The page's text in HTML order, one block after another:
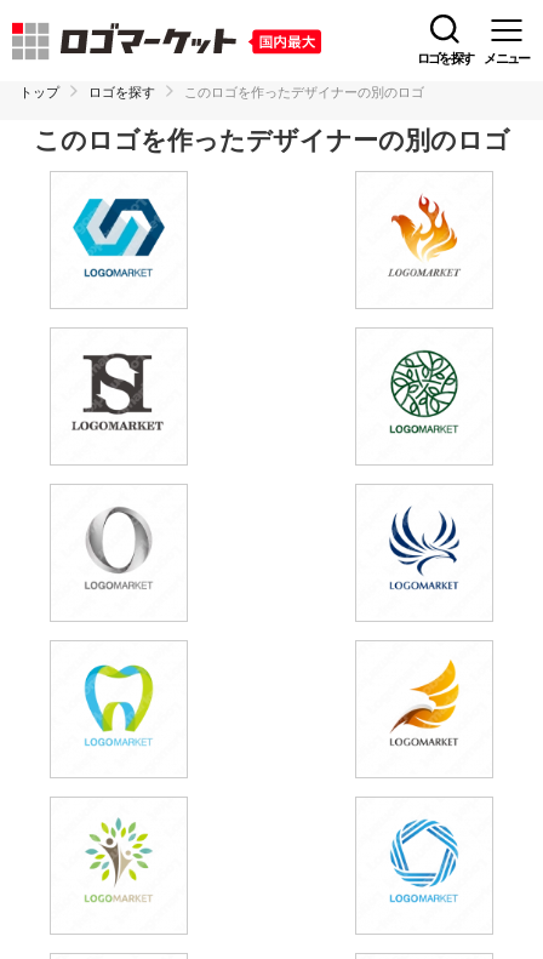
ロゴを探す メニュー
トップ ロゴを探す このロゴを作ったデザイナーの別のロゴ
このロゴを作ったデザイナーの別のロゴ